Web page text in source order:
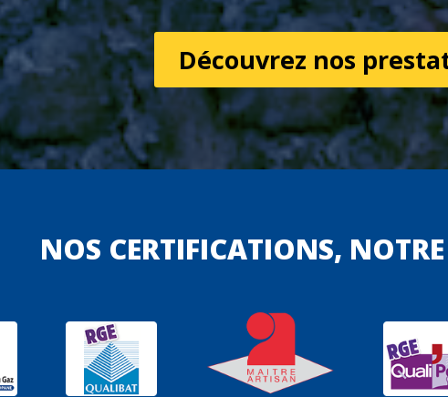
Découvrez nos
NOS CERTIFICATIONS,